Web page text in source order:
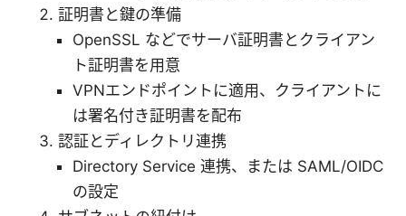
証明書と鍵の準備
OpenSSL などでサーバ証明書とクライアン
ト証明書を用意
VPNエンドポイントに適用、クライアントに
は署名付き証明書を配布
認証とディレクトリ連携
Directory Service 連携、または SAML/OIDC
の設定